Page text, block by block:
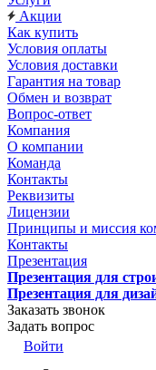
Акции
Как купить
Условия оплаты
Условия доставки
Гарантия на товар
Обмен и возврат
Вопрос-ответ
Компания
О компании
Команда
Контакты
Реквизиты
Лицензии
Принципы и миссия
Контакты
Презентация
Презентация для
Презентация для
Заказать звонок
Задать вопрос
Войти